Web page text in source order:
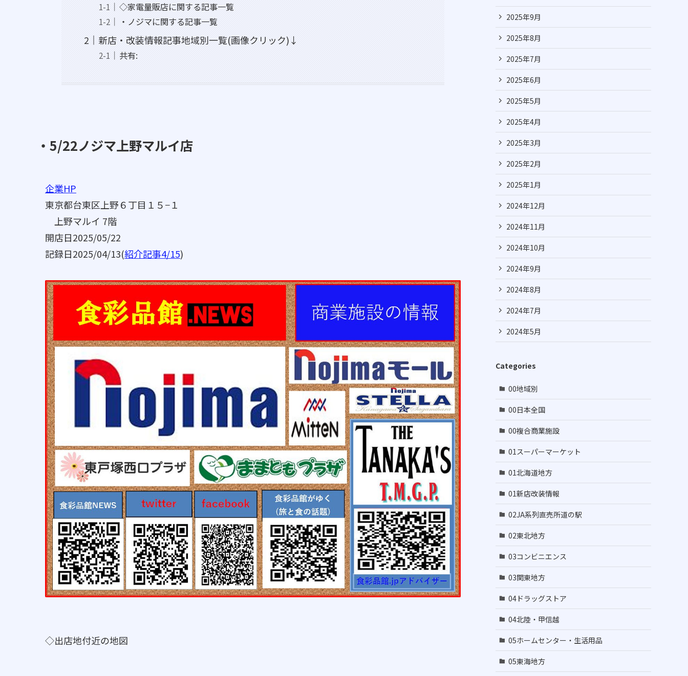
◇家電量販店に関する記事一覧
・ノジマに関する記事一覧
新店・改装情報記事地域別一覧(画像クリック)↓
共有:
・5/22ノジマ上野マルイ店
企業HP
東京都台東区上野６丁目１５−１
上野マルイ 7階
開店日2025/05/22
記録日2025/04/13(紹介記事4/15)
◇出店地付近の地図
2025年9月
2025年8月
2025年7月
2025年6月
2025年5月
2025年4月
2025年3月
2025年2月
2025年1月
2024年12月
2024年11月
2024年10月
2024年9月
2024年8月
2024年7月
2024年5月
Categories
00地域別
00日本全国
00複合商業施設
01スーパーマーケット
01北海道地方
01新店改装情報
02JA系列直売所道の駅
02東北地方
03コンビニエンス
03関東地方
04ドラッグストア
04北陸・甲信越
05ホームセンター・生活用品
05東海地方